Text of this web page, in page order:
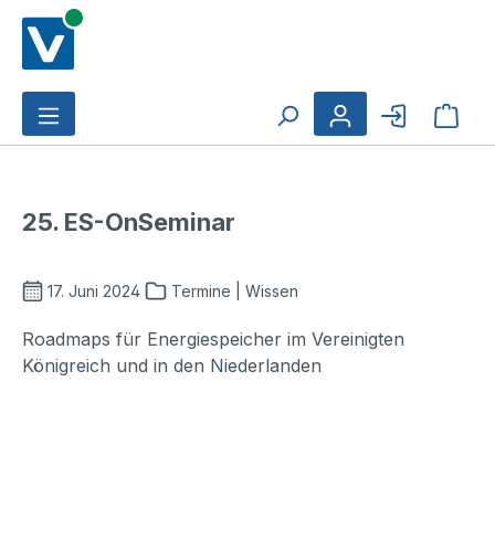
Zum Hauptinhalt springen
25. ES-OnSeminar
17. Juni 2024 Termine | Wissen
Roadmaps für Energiespeicher im Vereinigten
Königreich und in den Niederlanden